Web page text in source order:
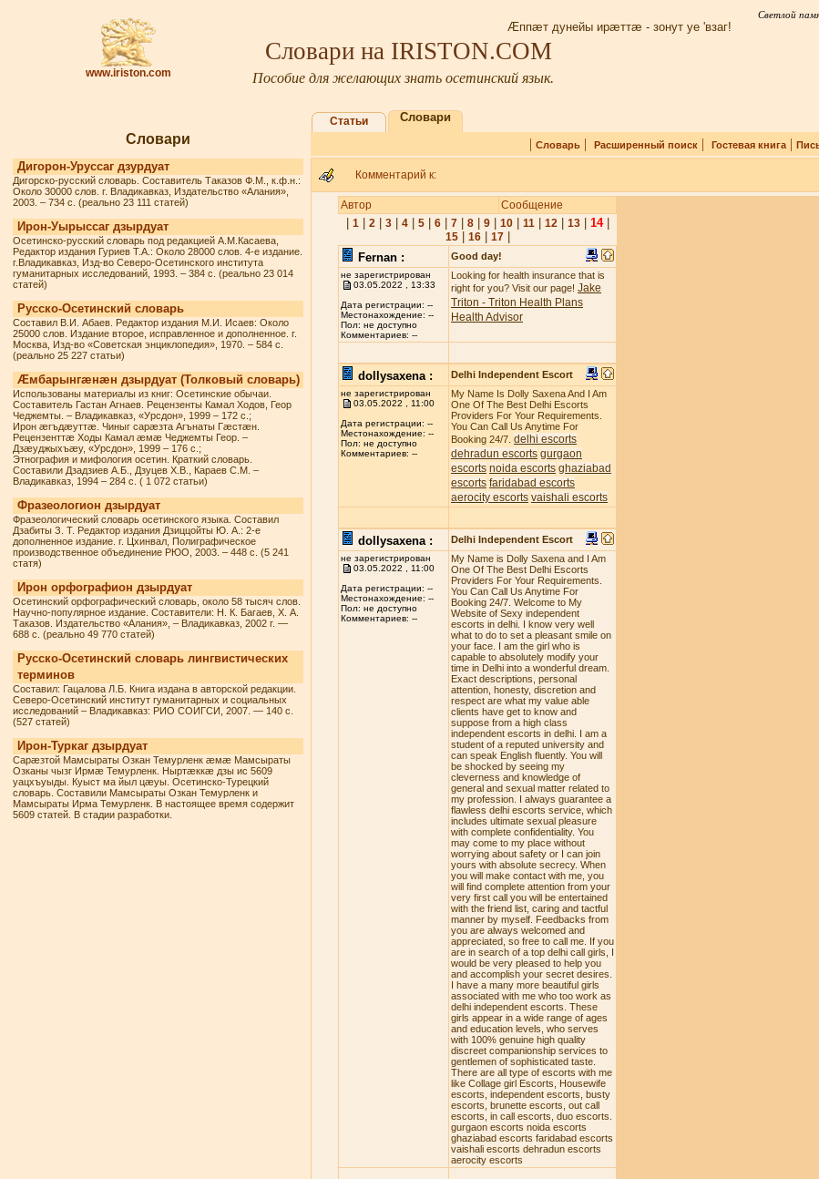
www.iriston.com
Светлой
Æппæт дунейы ирæттæ - зонут уе 'взаг!
Словари на IRISTON.COM
Пособие для желающих знать осетинский язык.
Словари
Дигорон-Уруссаг дзурдуат
Дигорско-русский словарь. Составитель Таказов Ф.М., к.ф.н.:
Около 30000 слов. г. Владикавказ, Издательство «Алания»,
2003. – 734 с. (реально 23 111 статей)
Ирон-Уырыссаг дзырдуат
Осетинско-русский словарь под редакцией А.М.Касаева,
Редактор издания Гуриев Т.А.: Около 28000 слов. 4-е издание.
г.Владикавказ, Изд-во Северо-Осетинского института
гуманитарных исследований, 1993. – 384 с. (реально 23 014
статей)
Русско-Осетинский словарь
Составил В.И. Абаев. Редактор издания М.И. Исаев: Около
25000 слов. Издание второе, исправленное и дополненное. г.
Москва, Изд-во «Советская энциклопедия», 1970. – 584 с.
(реально 25 227 статьи)
Æмбарынгæнæн дзырдуат (Толковый словарь)
Использованы материалы из книг: Осетинские обычаи.
Составитель Гастан Агнаев. Рецензенты Камал Ходов, Геор
Чеджемты. – Владикавказ, «Урсдон», 1999 – 172 с.;
Ирон æгъдæуттæ. Чиныг сарæзта Агънаты Гæстæн.
Рецензенттæ Ходы Камал æмæ Чеджемты Геор. –
Дзæуджыхъæу, «Урсдон», 1999 – 176 с.;
Этнография и мифология осетин. Краткий словарь.
Составили Дзадзиев А.Б., Дзуцев Х.В., Караев С.М. –
Владикавказ, 1994 – 284 с. ( 1 072 статьи)
Фразеологион дзырдуат
Фразеологический словарь осетинского языка. Составил
Дзабиты З. Т. Редактор издания Дзиццойты Ю. А.: 2-е
дополненное издание. г. Цхинвал, Полиграфическое
производственное объединение РЮО, 2003. – 448 с. (5 241
статя)
Ирон орфографион дзырдуат
Осетинский орфографический словарь, около 58 тысяч слов.
Научно-популярное издание. Составители: Н. К. Багаев, Х. А.
Таказов. Издательство «Алания», – Владикавказ, 2002 г. —
688 с. (реально 49 770 статей)
Русско-Осетинский словарь лингвистических
терминов
Составил: Гацалова Л.Б. Книга издана в авторской редакции.
Северо-Осетинский институт гуманитарных и социальных
исследований – Владикавказ: РИО СОИГСИ, 2007. — 140 с.
(527 статей)
Ирон-Туркаг дзырдуат
Сарæзтой Мамсыраты Озкан Темурленк æмæ Мамсыраты
Озканы чызг Ирмæ Темурленк. Ныртæккæ дзы ис 5609
уацхъуыды. Куыст ма йыл цæуы. Осетинско-Турецкий
словарь. Составили Мамсыраты Озкан Темурленк и
Мамсыраты Ирма Темурленк. В настоящее время содержит
5609 статей. В стадии разработки.
Статьи Словари
| Словарь| Расширенный поиск| Гостевая книга|
Комментарий к:
Автор Сообщение
1| 2| 3| 4| 5| 6| 7| 8| 9| 10| 11| 12| 13| 14|
15| 16| 17|
Fernan :
Good day!
не зарегистрирован
03.05.2022 , 13:33
Дата регистрации: --
Местонахождение: --
Пол: не доступно
Комментариев: --
Looking for health insurance that is
right for you? Visit our page! Jake
Triton - Triton Health Plans
Health Advisor
dollysaxena : Delhi Independent Escort
не зарегистрирован
03.05.2022 , 11:00
Дата регистрации: --
Местонахождение: --
Пол: не доступно
Комментариев: --
My Name Is Dolly Saxena And I Am
One Of The Best Delhi Escorts
Providers For Your Requirements.
You Can Call Us Anytime For
Booking 24/7. delhi escorts
dehradun escorts gurgaon
escorts noida escorts ghaziabad
escorts faridabad escorts
aerocity escorts vaishali escorts
dollysaxena : Delhi Independent Escort
не зарегистрирован
03.05.2022 , 11:00
Дата регистрации: --
Местонахождение: --
Пол: не доступно
Комментариев: --
My Name is Dolly Saxena and I Am
One Of The Best Delhi Escorts
Providers For Your Requirements.
You Can Call Us Anytime For
Booking 24/7. Welcome to My
Website of Sexy independent
escorts in delhi. I know very well
what to do to set a pleasant smile on
your face. I am the girl who is
capable to absolutely modify your
time in Delhi into a wonderful dream.
Exact descriptions, personal
attention, honesty, discretion and
respect are what my value able
clients have get to know and
suppose from a high class
independent escorts in delhi. I am a
student of a reputed university and
can speak English fluently. You will
be shocked by seeing my
cleverness and knowledge of
general and sexual matter related to
my profession. I always guarantee a
flawless delhi escorts service, which
includes ultimate sexual pleasure
with complete confidentiality. You
may come to my place without
worrying about safety or I can join
yours with absolute secrecy. When
you will make contact with me, you
will find complete attention from your
very first call you will be entertained
with the friend list, caring and tactful
manner by myself. Feedbacks from
you are always welcomed and
appreciated, so free to call me. If you
are in search of a top delhi call girls, I
would be very pleased to help you
and accomplish your secret desires.
I have a many more beautiful girls
associated with me who too work as
delhi independent escorts. These
girls appear in a wide range of ages
and education levels, who serves
with 100% genuine high quality
discreet companionship services to
gentlemen of sophisticated taste.
There are all type of escorts with me
like Collage girl Escorts, Housewife
escorts, independent escorts, busty
escorts, brunette escorts, out call
escorts, in call escorts, duo escorts.
gurgaon escorts noida escorts
ghaziabad escorts faridabad escorts
vaishali escorts dehradun escorts
aerocity escorts